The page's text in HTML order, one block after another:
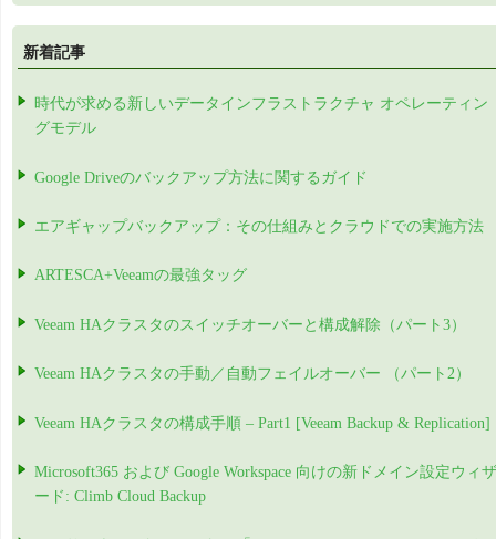
新着記事
時代が求める新しいデータインフラストラクチャ オペレーティン
グモデル
Google Driveのバックアップ方法に関するガイド
エアギャップバックアップ：その仕組みとクラウドでの実施方法
ARTESCA+Veeamの最強タッグ
Veeam HAクラスタのスイッチオーバーと構成解除（パート3）
Veeam HAクラスタの手動／自動フェイルオーバー （パート2）
Veeam HAクラスタの構成手順 – Part1 [Veeam Backup & Replication]
Microsoft365 および Google Workspace 向けの新ドメイン設定ウィザ
ード: Climb Cloud Backup